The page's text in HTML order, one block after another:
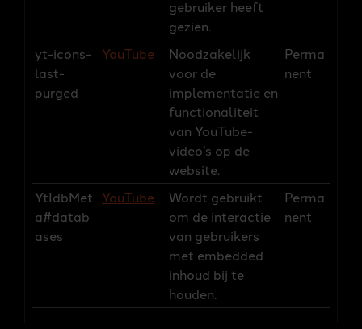
gebruiker heeft
gezien.
yt-icons-
last-
purged
YouTube
Noodzakelijk
voor de
implementatie en
functionaliteit
van YouTube-
video's op de
website.
Perma
nent
YtIdbMet
a#datab
ases
YouTube
Wordt gebruikt
om de interactie
van gebruikers
met embedded
inhoud bij te
houden.
Perma
nent